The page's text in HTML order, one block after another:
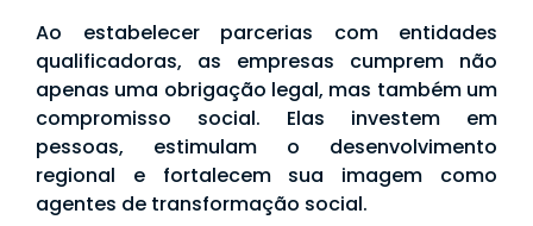
Ao estabelecer parcerias com entidades
qualificadoras, as empresas cumprem não
apenas uma obrigação legal, mas também um
compromisso social. Elas investem em
pessoas, estimulam o desenvolvimento
regional e fortalecem sua imagem como
agentes de transformação social.